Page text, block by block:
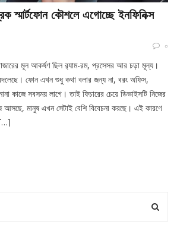
স্মার্টফোন কৌশলে এগোচ্ছে ইনফিনিক্স
০
বাজারের মূল আকর্ষণ ছিল র‍্যাম-রম, প্রসেসর আর চড়া মূল্য।
ফোন এখন শুধু কথা বলার জন্য না, বরং অফিস,
কাজে সবসময় লাগে। তাই ফিচারের চেয়ে ডিভাইসটি নিজের
আসছে, মানুষ এখন সেটাই বেশি বিবেচনা করছে। এই কারণে
[…]